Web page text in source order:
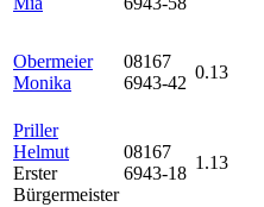
Obermeier
Monika
08167
6943-42
0.13
Priller
Helmut
Erster
Bürgermeister
08167
6943-18
1.13